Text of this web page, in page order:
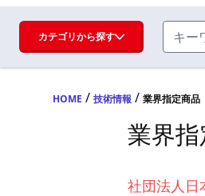
ハンドル・取手・つまみ
カテゴリから探す
HOME / 技術情報 / 業界指定商品
業界指
社団法人日